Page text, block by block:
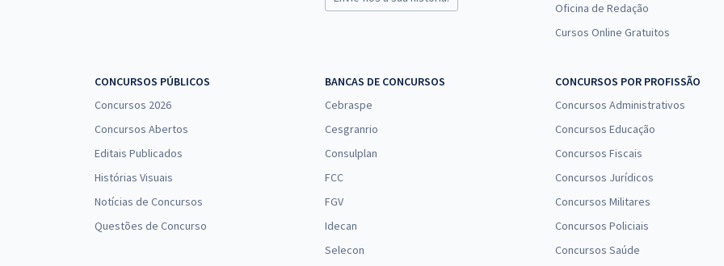
Oficina de Redação
Cursos Online Gratuitos
CONCURSOS PÚBLICOS
Concursos 2026
Concursos Abertos
Editais Publicados
Histórias Visuais
Notícias de Concursos
Questões de Concurso
BANCAS DE CONCURSOS
Cebraspe
Cesgranrio
Consulplan
FCC
FGV
Idecan
Selecon
CONCURSOS POR PROFISSÃO
Concursos Administrativos
Concursos Educação
Concursos Fiscais
Concursos Jurídicos
Concursos Militares
Concursos Policiais
Concursos Saúde